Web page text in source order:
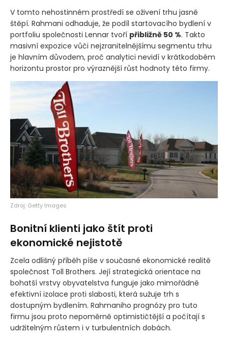
V tomto nehostinném prostředí se oživení trhu jasně
štěpí. Rahmani odhaduje, že podíl startovacího bydlení v
portfoliu společnosti Lennar tvoří přibližně 50 %. Takto
masivní expozice vůči nejzranitelnějšímu segmentu trhu
je hlavním důvodem, proč analytici nevidí v krátkodobém
horizontu prostor pro výraznější růst hodnoty této firmy.
Zdroj: Getty Images
Bonitní klienti jako štít proti
ekonomické nejistotě
Zcela odlišný příběh píše v současné ekonomické realitě
společnost Toll Brothers. Její strategická orientace na
bohatší vrstvy obyvatelstva funguje jako mimořádně
efektivní izolace proti slabosti, která sužuje trh s
dostupným bydlením. Rahmaniho prognózy pro tuto
firmu jsou proto nepoměrně optimističtější a počítají s
udržitelným růstem i v turbulentních dobách.